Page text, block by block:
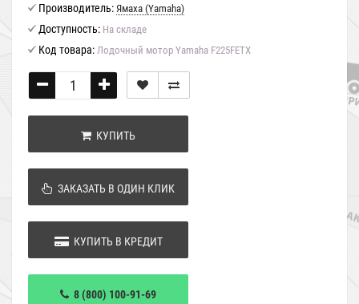
Производитель: Ямаха (Yamaha)
Доступность: На складе
Код товара: Лодочный мотор Yamaha F225FETX
КУПИТЬ
ЗАКАЗАТЬ В ОДИН КЛИК
КУПИТЬ В КРЕДИТ
8 (800) 100-91-69